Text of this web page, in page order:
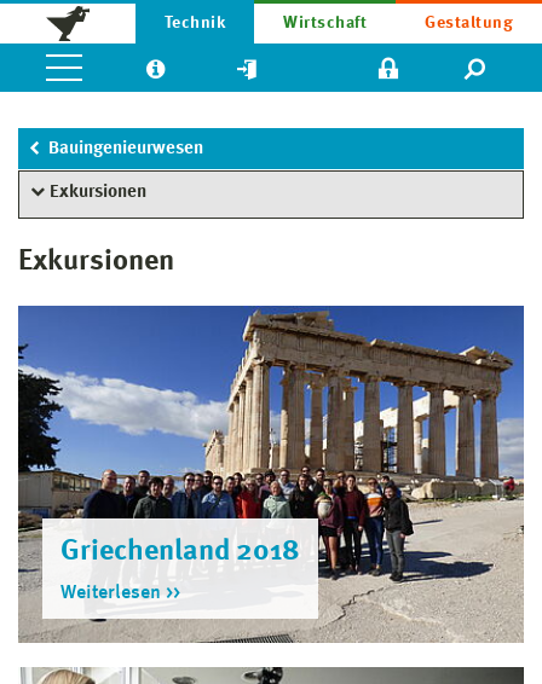
Technik Wirtschaft Gestaltung
Bauingenieurwesen
Exkursionen
Exkursionen
Griechenland 2018
Weiterlesen